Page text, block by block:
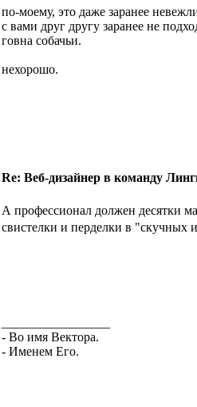
по-моему, это даже заранее
с вами друг другу заранее не
говна собачьи.
нехорошо.
Re: Веб-дизайнер в команду
А профессионал должен десятки
свистелки и перделки в "скучных
- Во имя Вектора.
- Именем Его.